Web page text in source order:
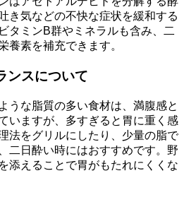
き気などの不快な症状を緩和する
タミンB群やミネラルも含み、二
養素を補充できます。
ンスについて
うな脂質の多い食材は、満腹感と
いますが、多すぎると胃に重く感
法をグリルにしたり、少量の脂で
二日酔い時にはおすすめです。野
添えることで胃がもたれにくくな